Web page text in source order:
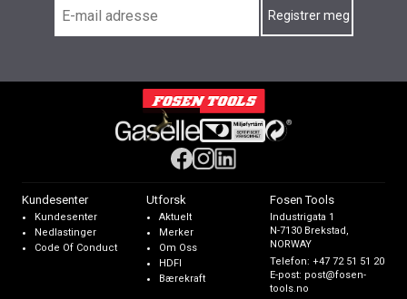
Kundesenter
Kundesenter
Nedlastinger
Code Of Conduct
Utforsk
Aktuelt
Merker
Om Oss
HDFI
Bærekraft
Fosen Tools
Industrigata 1
N-7130 Brekstad,
NORWAY
Telefon:+47 72 51 51 20
E-post: post@fosen-
tools.no